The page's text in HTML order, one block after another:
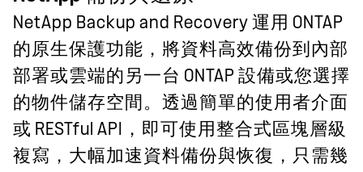
NetApp Backup and Recovery 運用 ONTAP
的原生保護功能，將資料高效備份到內部
部署或雲端的另一台 ONTAP 設備或您選擇
的物件儲存空間。透過簡單的使用者介面
或 RESTful API，即可使用整合式區塊層級
複寫，大幅加速資料備份與恢復，只需幾